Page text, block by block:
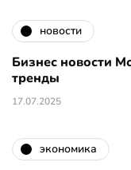
новости
Бизнес новости
тренды
17.07.2025
экономика